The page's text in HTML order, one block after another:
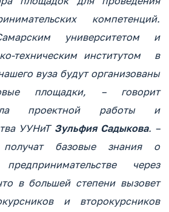
компетенций.
университетом и
техническим институтом в
вуза будут организованы
площадки, – говорит
проектной работы и
УУНиТ Зульфия Садыкова. –
базовые знания о
предпринимательстве через
в большей степени вызовет
и второкурсников